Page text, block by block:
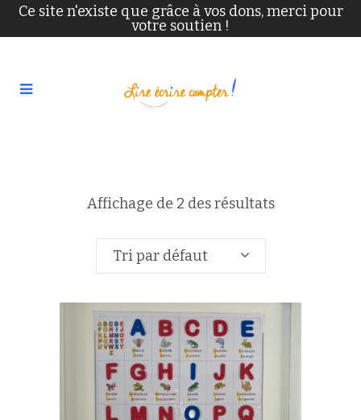
Ce site n'existe que grâce à vos dons, merci pour
votre soutien !
Affichage de 2 des résultats
Tri par défaut